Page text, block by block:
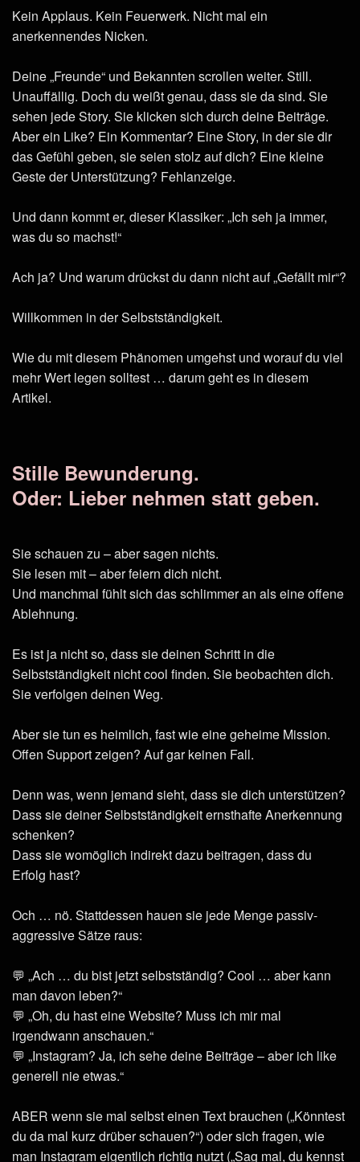
Kein Applaus. Kein Feuerwerk. Nicht mal ein
anerkennendes Nicken.
Deine „Freunde“ und Bekannten scrollen weiter. Still.
Unauffällig. Doch du weißt genau, dass sie da sind. Sie
sehen jede Story. Sie klicken sich durch deine Beiträge.
Aber ein Like? Ein Kommentar? Eine Story, in der sie dir
das Gefühl geben, sie seien stolz auf dich? Eine kleine
Geste der Unterstützung? Fehlanzeige.
Und dann kommt er, dieser Klassiker: „Ich seh ja immer,
was du so machst!“
Ach ja? Und warum drückst du dann nicht auf „Gefällt mir“?
Willkommen in der Selbstständigkeit.
Wie du mit diesem Phänomen umgehst und worauf du viel
mehr Wert legen solltest … darum geht es in diesem
Artikel.
Stille Bewunderung.
Oder: Lieber nehmen statt geben.
Sie schauen zu – aber sagen nichts.
Sie lesen mit – aber feiern dich nicht.
Und manchmal fühlt sich das schlimmer an als eine offene
Ablehnung.
Es ist ja nicht so, dass sie deinen Schritt in die
Selbstständigkeit nicht cool finden. Sie beobachten dich.
Sie verfolgen deinen Weg.
Aber sie tun es heimlich, fast wie eine geheime Mission.
Offen Support zeigen? Auf gar keinen Fall.
Denn was, wenn jemand sieht, dass sie dich unterstützen?
Dass sie deiner Selbstständigkeit ernsthafte Anerkennung
schenken?
Dass sie womöglich indirekt dazu beitragen, dass du
Erfolg hast?
Och … nö. Stattdessen hauen sie jede Menge passiv-
aggressive Sätze raus:
💬 „Ach … du bist jetzt selbstständig? Cool … aber kann
man davon leben?“
💬 „Oh, du hast eine Website? Muss ich mir mal
irgendwann anschauen.“
💬 „Instagram? Ja, ich sehe deine Beiträge – aber ich like
generell nie etwas.“
ABER wenn sie mal selbst einen Text brauchen („Könntest
du da mal kurz drüber schauen?“) oder sich fragen, wie
man Instagram eigentlich richtig nutzt („Sag mal, du kennst